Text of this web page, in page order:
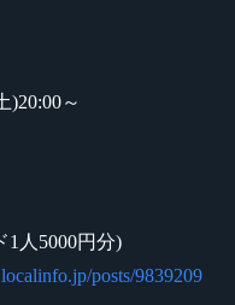
)20:00～
1人5000円分)
posts/9839209